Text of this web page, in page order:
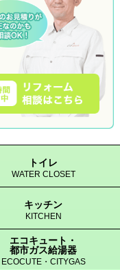
トイレ
WATER CLOSET
キッチン
KITCHEN
エコキュート・
都市ガス給湯器
ECOCUTE・CITYGAS